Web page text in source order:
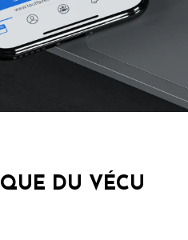
QUE DU VÉCU